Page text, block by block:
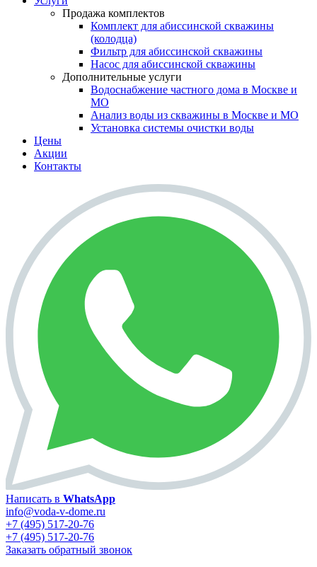
Продажа комплектов
Комплект для абиссинской скважины
(колодца)
Фильтр для абиссинской скважины
Насос для абиссинской скважины
Дополнительные услуги
Водоснабжение частного дома в Москве и
МО
Анализ воды из скважины в Москве и МО
Установка системы очистки воды
Цены
Акции
Контакты
Написать в WhatsApp
info@voda-v-dome.ru
+7 (495) 517-20-76
+7 (495) 517-20-76
Заказать обратный звонок